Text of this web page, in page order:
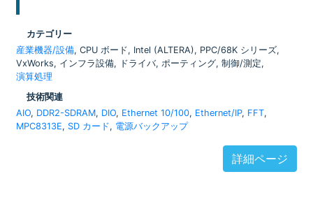
カテゴリー
産業機器/設備, CPU ボード, Intel (ALTERA), PPC/68K シリーズ,
VxWorks, インフラ設備, ドライバ, ポーティング, 制御/測定,
演算処理
技術関連
AIO, DDR2-SDRAM, DIO, Ethernet 10/100, Ethernet/IP, FFT,
MPC8313E, SD カード, 電源バックアップ
詳細ページ